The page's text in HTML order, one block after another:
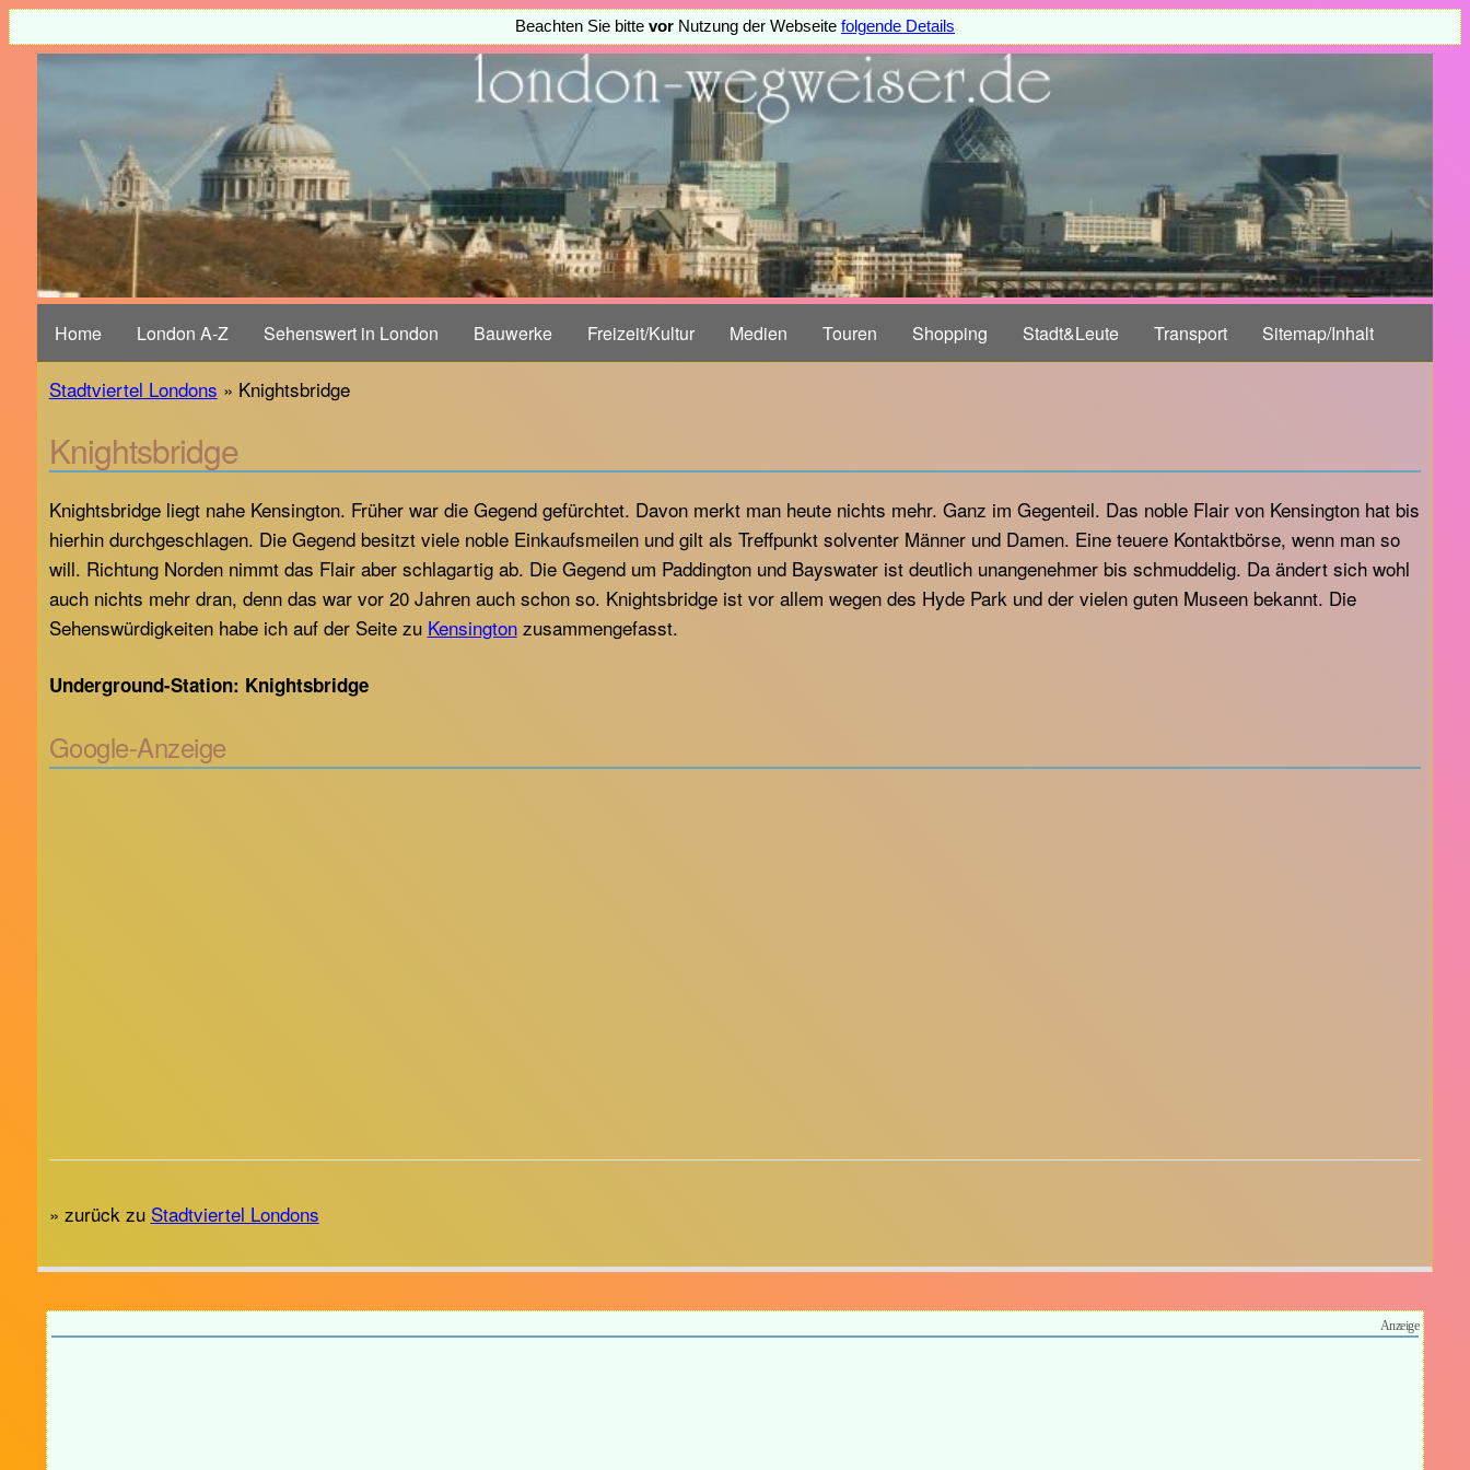
Beachten Sie bitte vor Nutzung der Webseite folgende Details
Home London A-Z Sehenswert in London Bauwerke Freizeit/Kultur Medien Touren Shopping Stadt&Leute Transport Sitemap/Inhalt
Stadtviertel Londons » Knightsbridge
Knightsbridge
Knightsbridge liegt nahe Kensington. Früher war die Gegend gefürchtet. Davon merkt man heute nichts mehr. Ganz im Gegenteil. Das noble Flair von Kensington hat bis
hierhin durchgeschlagen. Die Gegend besitzt viele noble Einkaufsmeilen und gilt als Treffpunkt solventer Männer und Damen. Eine teuere Kontaktbörse, wenn man so
will. Richtung Norden nimmt das Flair aber schlagartig ab. Die Gegend um Paddington und Bayswater ist deutlich unangenehmer bis schmuddelig. Da ändert sich wohl
auch nichts mehr dran, denn das war vor 20 Jahren auch schon so. Knightsbridge ist vor allem wegen des Hyde Park und der vielen guten Museen bekannt. Die
Sehenswürdigkeiten habe ich auf der Seite zu Kensingtonzusammengefasst.
Underground-Station: Knightsbridge
Google-Anzeige
» zurück zu Stadtviertel Londons
Anzeige